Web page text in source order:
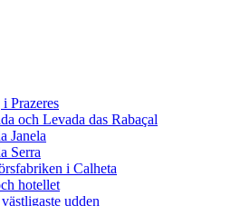
Prazeres
och Levada das Rabaçal
Janela
Serra
i Calheta
hotellet
udden